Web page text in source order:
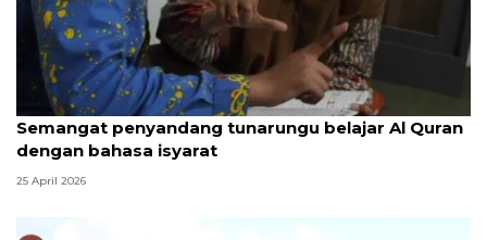
Semangat penyandang tunarungu belajar Al Quran
dengan bahasa isyarat
25 April 2026